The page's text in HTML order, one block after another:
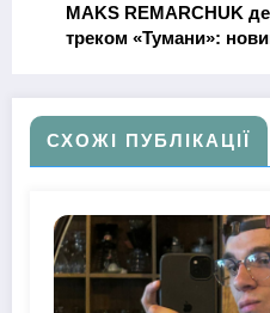
MAKS REMARCHUK
треком «Тумани»:
СХОЖІ ПУБЛІКАЦІЇ